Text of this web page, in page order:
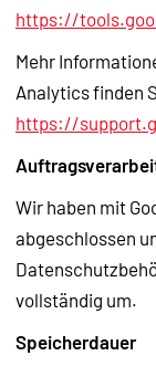
https://
Mehr
Analytics finden
https://
Wir haben mit
abgeschlossen
vollständig um.
Speicherdauer